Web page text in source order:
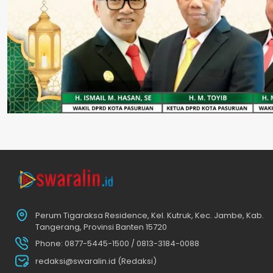
Perum Tigaraksa Residence, Kel. Kutruk, Kec. Jambe, Kab.
Tangerang, Provinsi Banten 15720
Phone: 0877-5445-1500 / 0813-3184-0088
redaksi@swaralin.id (Redaksi)